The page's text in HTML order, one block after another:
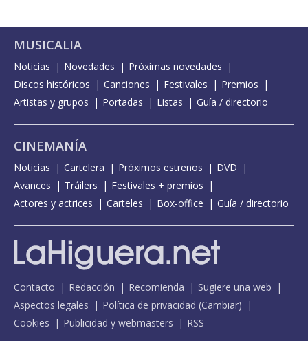
MUSICALIA
Noticias Novedades
Próximas novedades
Discos históricos
Canciones Festivales
Premios
Artistas y grupos
Portadas Listas Guía / directorio
CINEMANÍA
Noticias Cartelera Próximos estrenos
DVD
Avances
Tráilers
Festivales + premios
Actores y actrices
Carteles Box-office Guía / directorio
Contacto Redacción Recomienda
Sugiere una web
Aspectos legales
Política de privacidad (Cambiar)
Cookies
Publicidad y webmasters RSS